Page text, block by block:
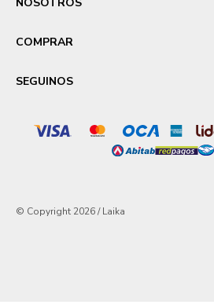
COMPRAR
SEGUINOS
© Copyright 2026 / Laika